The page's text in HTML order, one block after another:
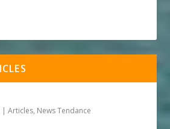
|Articles, News Tendance